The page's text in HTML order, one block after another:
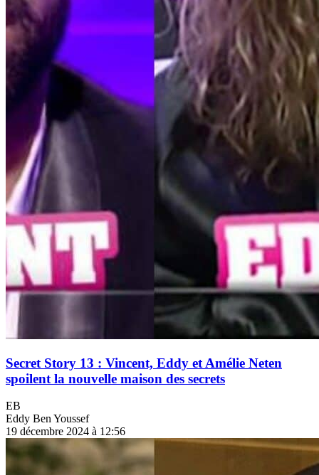
Secret Story 13 : Vincent, Eddy et Amélie Neten
spoilent la nouvelle maison des secrets
EB
Eddy Ben Youssef
19 décembre 2024 à 12:56